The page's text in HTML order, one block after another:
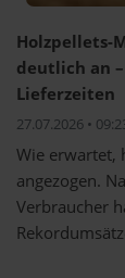
Holzpellets-
deutlich an
Lieferzeiten
27.07.2026 •
Wie erwartet,
angezogen.
Verbraucher